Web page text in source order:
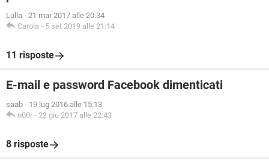
Lulla - 21 mar 2017 alle 20:34
Carola - 5 set 2019 alle 21:14
11 risposte
E-mail e password Facebook dimenticati
saab - 19 lug 2016 alle 15:13
n00r - 23 giu 2017 alle 22:43
8 risposte